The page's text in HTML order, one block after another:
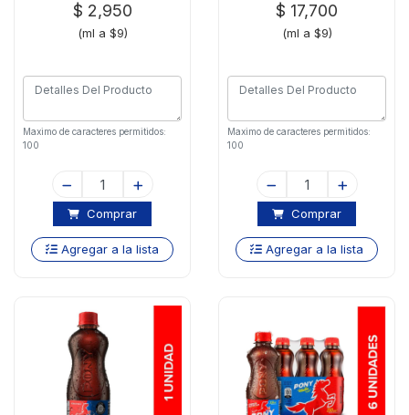
$ 2,950
(ml a $9)
Maximo de caracteres permitidos:
100
Comprar
Agregar a la lista
$ 17,700
(ml a $9)
Maximo de caracteres permitidos:
100
Comprar
Agregar a la lista